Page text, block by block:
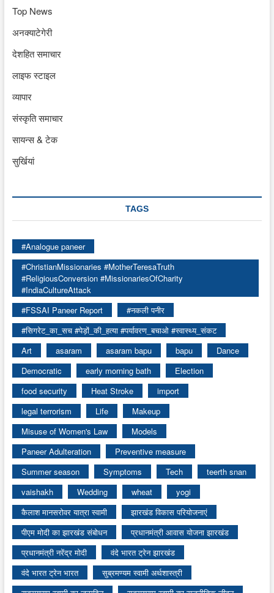
Top News
अनक्याटेगेरी
देशहित समाचार
लाइफ स्टाइल
व्यापार
संस्कृति समाचार
सायन्स & टेक
सुर्खियां
TAGS
#Analogue paneer
#ChristianMissionaries #MotherTeresaTruth
#ReligiousConversion #MissionariesOfCharity
#IndiaCultureAttack
#FSSAI Paneer Report
#नकली पनीर
#सिगरेट_का_सच #पेड़ों_की_हत्या #पर्यावरण_बचाओ #स्वास्थ्य_संकट
Art
asaram asaram bapu bapu
Dance
Democratic
early morning bath
Election
food security
Heat Stroke
import
legal terrorism
Life
Makeup
Misuse of Women's Law
Models
Paneer Adulteration
Preventive measure
Summer season
Symptoms Tech
teerth snan
vaishakh
Wedding wheat
yogi
कैलाश मानसरोवर यात्रा स्वामी
झारखंड विकास परियोजनाएं
पीएम मोदी का झारखंड संबोधन
प्रधानमंत्री आवास योजना झारखंड
प्रधानमंत्री नरेंद्र मोदी
वंदे भारत ट्रेन झारखंड
वंदे भारत ट्रेन भारत
सुब्रमण्यम स्वामी अर्थशास्त्री